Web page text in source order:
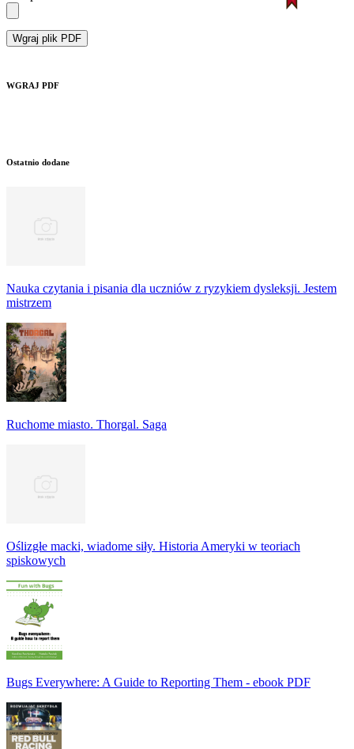
Wgraj plik PDF
WGRAJ PDF
Ostatnio dodane
Nauka czytania i pisania dla uczniów z ryzykiem dysleksji. Jestem
mistrzem
Ruchome miasto. Thorgal. Saga
Oślizgłe macki, wiadome siły. Historia Ameryki w teoriach
spiskowych
Bugs Everywhere: A Guide to Reporting Them - ebook PDF